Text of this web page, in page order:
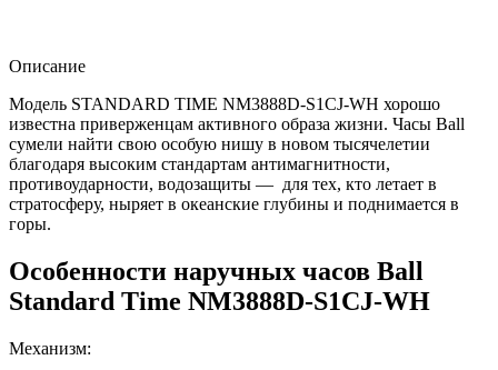
Описание
Модель STANDARD TIME NM3888D-S1CJ-WH хорошо
известна приверженцам активного образа жизни. Часы Ball
сумели найти свою особую нишу в новом тысячелетии
благодаря высоким стандартам антимагнитности,
противоударности, водозащиты — для тех, кто летает в
стратосферу, ныряет в океанские глубины и поднимается в
горы.
Особенности наручных часов Ball
Standard Time NM3888D-S1CJ-WH
Механизм: